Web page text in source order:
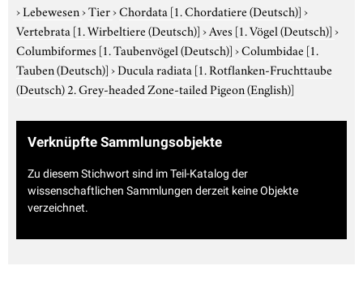
›Lebewesen›Tier›Chordata [1. Chordatiere (Deutsch)]›
Vertebrata [1. Wirbeltiere (Deutsch)]›Aves [1. Vögel (Deutsch)]›
Columbiformes [1. Taubenvögel (Deutsch)]›Columbidae [1.
Tauben (Deutsch)]›Ducula radiata [1. Rotflanken-Fruchttaube
(Deutsch) 2. Grey-headed Zone-tailed Pigeon (English)]
Verknüpfte Sammlungsobjekte
Zu diesem Stichwort sind im Teil-Katalog der
wissenschaftlichen Sammlungen derzeit keine Objekte
verzeichnet.